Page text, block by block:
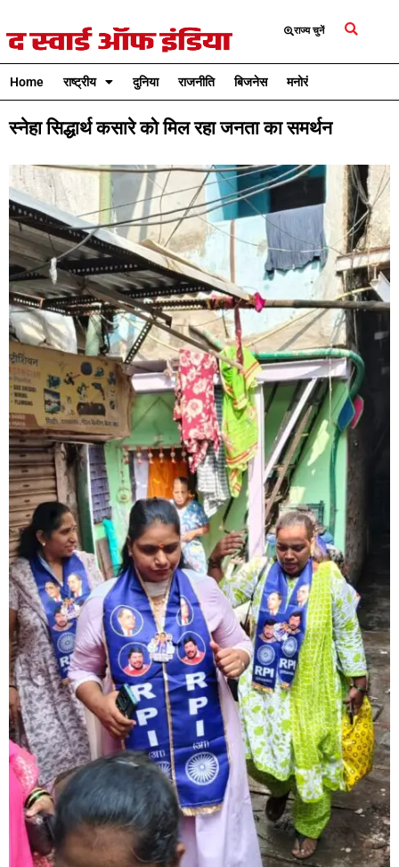
राज्य चुनें
Home राष्ट्रीय दुनिया राजनीति बिजनेस मनोरंजन
स्नेहा सिद्धार्थ कसारे को मिल रहा जनता का समर्थन